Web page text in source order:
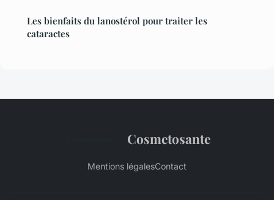
Les bienfaits du lanostérol pour traiter les
cataractes
Cosmetosante
Mentions légalesContact